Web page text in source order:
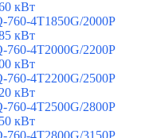
кВт
760-4T1850G/2000P
кВт
760-4T2000G/2200P
кВт
760-4T2200G/2500P
кВт
760-4T2500G/2800P
кВт